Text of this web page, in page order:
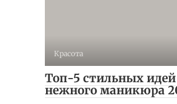
Красота
Топ-5 стильных идей
нежного маникюра